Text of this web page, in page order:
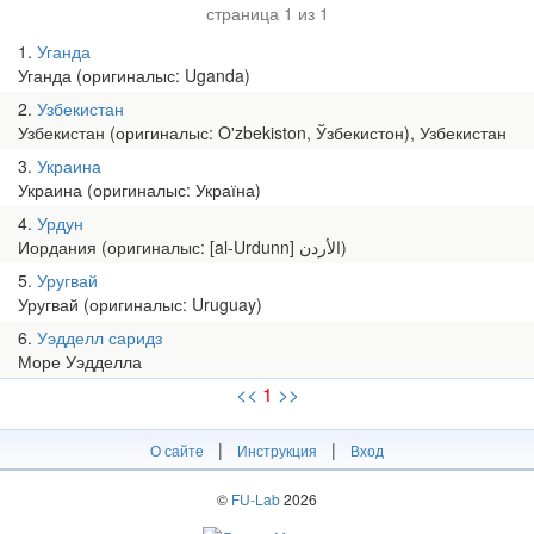
страница 1 из 1
1 Уганда
Уганда (оригиналыс: Uganda)
2 Узбекистан
Узбекистан (оригиналыс: O'zbekiston, Ўзбекистон), Узбекистан
3 Украина
Украина (оригиналыс: Україна)
4 Урдун
Иордания (оригиналыс: [al-Urdunn] الأردن)
5 Уругвай
Уругвай (оригиналыс: Uruguay)
6 Уэдделл саридз
Море Уэдделла
<< 1 >>
О сайте | Инструкция | Вход
© FU-Lab2026